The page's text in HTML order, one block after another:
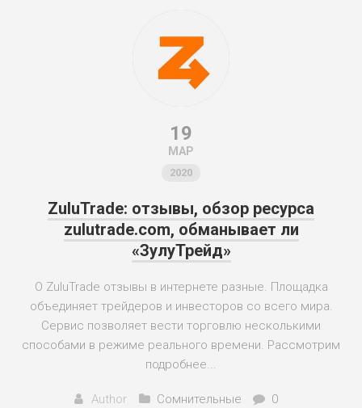
19
МАР
2020
ZuluTrade: отзывы, обзор ресурса
zulutrade.com, обманывает ли
«ЗулуТрейд»
О ZuluTrade отзывы в интернете разные. Площадка
объединяет трейдеров и инвесторов со всего мира.
Сервис позволяет вести торговлю несколькими
способами в режиме реального времени. Рассмотрим
подробнее...
Author Сомнительные 0